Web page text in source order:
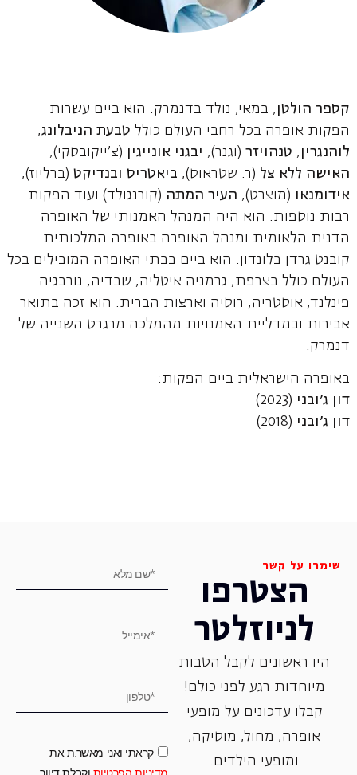
קספר הולטן , במאי, נולד בדנמרק. הוא ביים עשרות
הפקות אופרה בכל רחבי העולם כולל טבעת הניבלונג,
לוהנגרין , טנהויזר(וגנר), יבגני אונייגין (צ'ייקובסקי),
האישה ללא צל (ר. שטראוס), ביאטריס ובנדיקט(ברליוז),
אידומנאו (מוצרט), העיר המתה (קורנגולד) ועוד הפקות
רבות נוספות. הוא היה המנהל האמנותי של האופרה
הדנית הלאומית ומנהל האופרה באופרה המלכותית
קובנט גרדן בלונדון. הוא ביים בבתי האופרה המובילים בכל
העולם כולל בצרפת, גרמניה איטליה, שבדיה, נורבגיה
פינלנד, אוסטריה, רוסיה וארצות הברית. הוא זכה בתואר
אבירות ובמדליית האמנויות מהמלכה מרגרט השנייה של
דנמרק.
באופרה הישראלית ביים הפקות:
דון ג'ובני (2023)
דון ג'ובני (2018)
שימרו על קשר
הצטרפו
לניוזלטר
היו ראשונים לקבל הטבות
מיוחדות רגע לפני כולם!
קבלו עדכונים על מופעי
אופרה, ‏מחול, ‏מוסיקה,
ומופעי הילדים.
קראתי ואני מאשר.ת את